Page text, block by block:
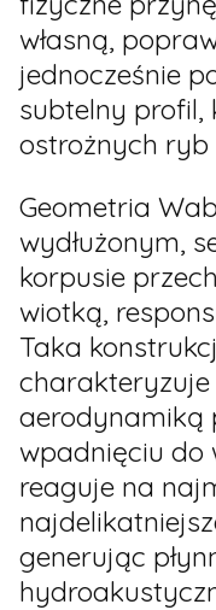
własną,
jednocześnie
subtelny profil,
ostrożnych ryb
Geometria
wydłużonym,
korpusie
wiotką,
Taka
aerodynamiką
wpadnięciu
reaguje na
generując